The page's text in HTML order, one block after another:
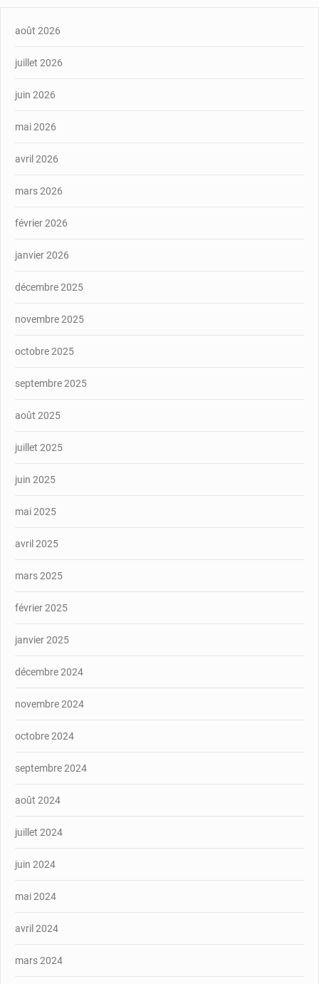
août 2026
juillet 2026
juin 2026
mai 2026
avril 2026
mars 2026
février 2026
janvier 2026
décembre 2025
novembre 2025
octobre 2025
septembre 2025
août 2025
juillet 2025
juin 2025
mai 2025
avril 2025
mars 2025
février 2025
janvier 2025
décembre 2024
novembre 2024
octobre 2024
septembre 2024
août 2024
juillet 2024
juin 2024
mai 2024
avril 2024
mars 2024